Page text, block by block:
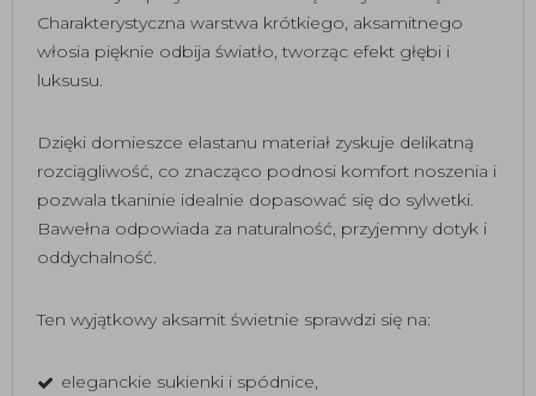
Charakterystyczna warstwa krótkiego, aksamitnego
włosia pięknie odbija światło, tworząc efekt głębi i
luksusu.
Dzięki domieszce elastanu materiał zyskuje delikatną
rozciągliwość, co znacząco podnosi komfort noszenia i
pozwala tkaninie idealnie dopasować się do sylwetki.
Bawełna odpowiada za naturalność, przyjemny dotyk i
oddychalność.
Ten wyjątkowy aksamit świetnie sprawdzi się na:
eleganckie sukienki i spódnice,